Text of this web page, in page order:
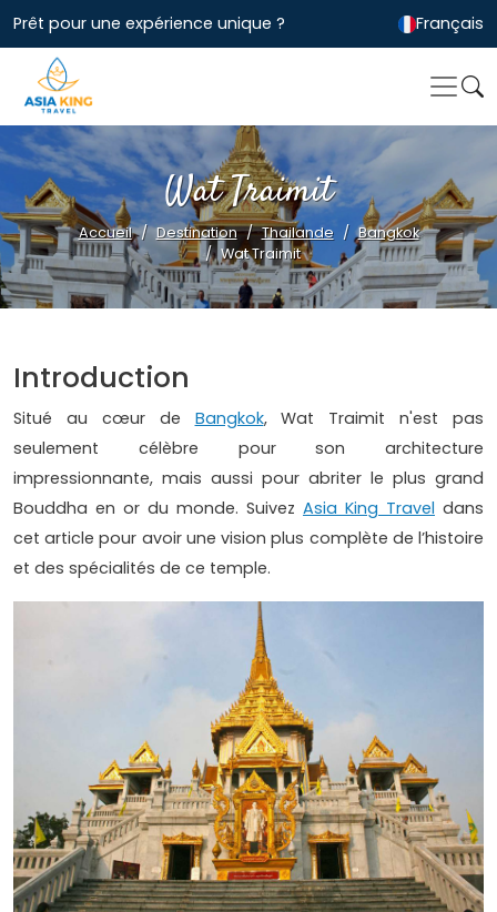
Prêt pour une expérience unique ? Français
Wat Traimit
Accueil Destination Thailande
Bangkok
Wat Traimit
Introduction
Situé au cœur de Bangkok, Wat Traimit n'est pas
seulement célèbre pour son architecture
impressionnante, mais aussi pour abriter le plus grand
Bouddha en or du monde. Suivez Asia King Travel dans
cet article pour avoir une vision plus complète de l’histoire
et des spécialités de ce temple.